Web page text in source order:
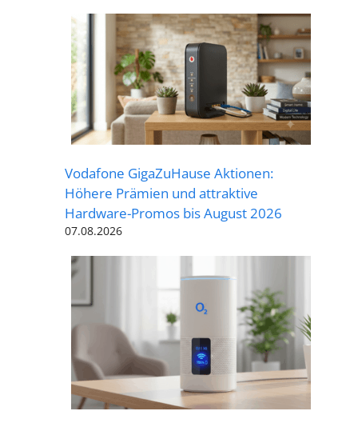
Vodafone GigaZuHause Aktionen:
Höhere Prämien und attraktive
Hardware-Promos bis August 2026
07.08.2026